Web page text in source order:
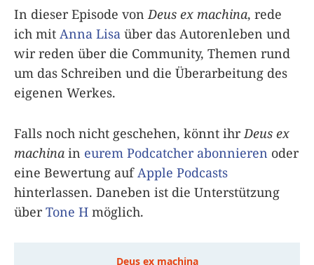
In dieser Episode von Deus ex machina, rede
ich mit Anna Lisa über das Autorenleben und
wir reden über die Community, Themen rund
um das Schreiben und die Überarbeitung des
eigenen Werkes.
Falls noch nicht geschehen, könnt ihr Deus ex
machina in eurem Podcatcher abonnieren oder
eine Bewertung auf Apple Podcasts
hinterlassen. Daneben ist die Unterstützung
überTone H möglich.